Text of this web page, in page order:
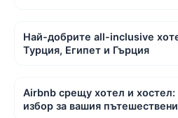
Най-добрите all-inclusive
Турция, Египет и Гърция
Airbnb срещу хотел и
избор за вашия